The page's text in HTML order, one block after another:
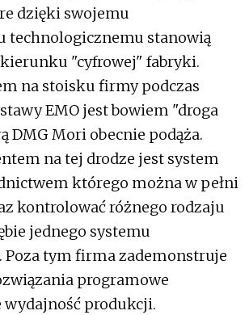
dzięki swojemu
technologicznemu stanowią
"cyfrowej" fabryki.
na stoisku firmy podczas
EMO jest bowiem "droga
DMG Mori obecnie podąża.
na tej drodze jest system
którego można w pełni
kontrolować różnego rodzaju
jednego systemu
Poza tym firma zademonstruje
programowe
produkcji.